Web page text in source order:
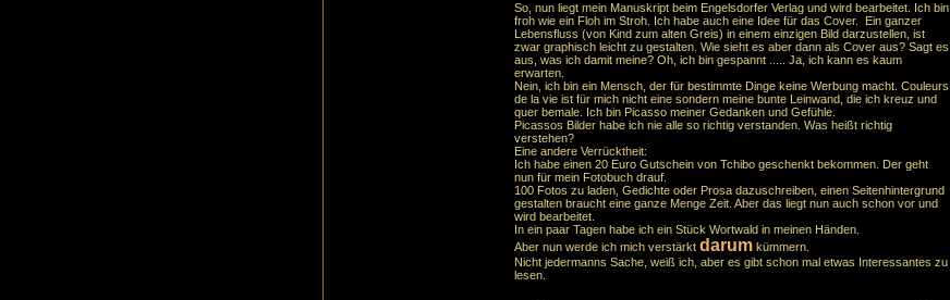
So, nun liegt mein Manuskript beim Engelsdorfer Verlag und wird bearbeitet. Ich bin
froh wie ein Floh im Stroh. Ich habe auch eine Idee für das Cover. Ein ganzer
Lebensfluss (von Kind zum alten Greis) in einem einzigen Bild darzustellen, ist
zwar graphisch leicht zu gestalten. Wie sieht es aber dann als Cover aus? Sagt es
aus, was ich damit meine? Oh, ich bin gespannt ..... Ja, ich kann es kaum
erwarten.
Nein, ich bin ein Mensch, der für bestimmte Dinge keine Werbung macht. Couleurs
de la vie ist für mich nicht eine sondern meine bunte Leinwand, die ich kreuz und
quer bemale. Ich bin Picasso meiner Gedanken und Gefühle.
Picassos Bilder habe ich nie alle so richtig verstanden. Was heißt richtig
verstehen?
Eine andere Verrücktheit:
Ich habe einen 20 Euro Gutschein von Tchibo geschenkt bekommen. Der geht
nun für mein Fotobuch drauf.
100 Fotos zu laden, Gedichte oder Prosa dazuschreiben, einen Seitenhintergrund
gestalten braucht eine ganze Menge Zeit. Aber das liegt nun auch schon vor und
wird bearbeitet.
In ein paar Tagen habe ich ein Stück Wortwald in meinen Händen.
Aber nun werde ich mich verstärkt darum kümmern.
Nicht jedermanns Sache, weiß ich, aber es gibt schon mal etwas Interessantes zu
lesen.